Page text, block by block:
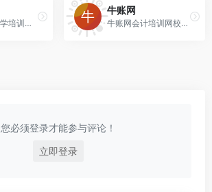
培训机构-厚学培训网(www.houxue.com)是专业的教育培训门户网站，培训网汇集了众多成都培训机构/学校，为学员提供英语培训、雅思培训、日语培训、设计培训、会计培训、厨师培训、软件开发培训等众多培训课程介绍、价格费用和机构咨询
牛账网
牛账网会计培训网校专注于线上会计培训，财务会计培训，会计实操培训，以及初级/中级会计职称考试培训班。
您必须登录才能参与评论！
立即登录